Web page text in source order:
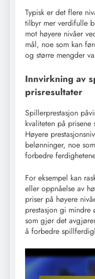
Typisk er det flere
tilbyr mer verdifulle
mot høyere nivåer
mål, noe som kan
og større mengder
Innvirkning av
prisresultater
Spillerprestasjon
kvaliteten på prisene
Høyere
belønninger, noe
forbedre
For eksempel kan
eller oppnåelse av
priser på høyere
prestasjon gi mindre
som gjør det
å forbedre